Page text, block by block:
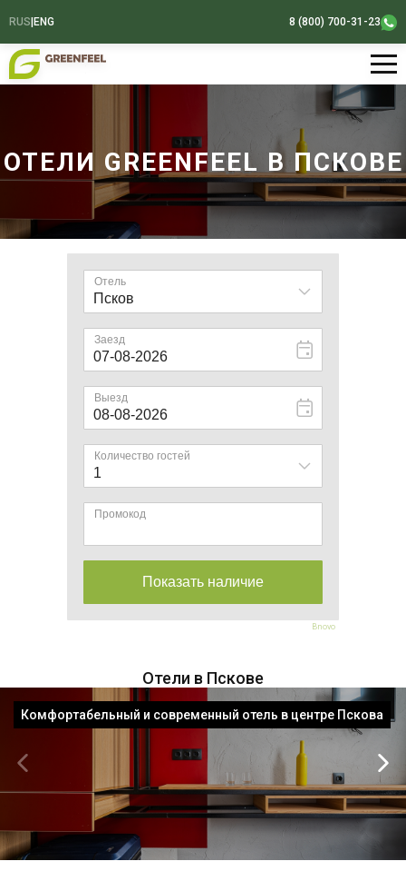
RUS ENG 8 (800) 700-31-23
ОТЕЛИ GREENFEEL В ПСКОВЕ
Bnovo
Отели в Пскове
Комфортабельный и современный отель в центре Пскова